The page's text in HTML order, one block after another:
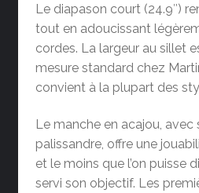
Le diapason court (24.9″)
tout en adoucissant
cordes. La largeur au sillet
mesure standard chez
convient à la plupart des
Le manche en acajou, avec
palissandre, offre une
et le moins que l’on puisse
servi son objectif. Les